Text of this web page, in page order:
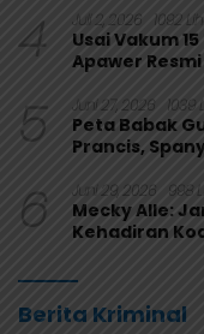
4 Juli 2, 2026 1092
Usai Vakum
Apawer
5 Juni 27, 2026 1039
Peta Babak
Prancis,
6 Juni 29, 2026 998
Mecky Alle:
Kehadiran
Berita Kriminal